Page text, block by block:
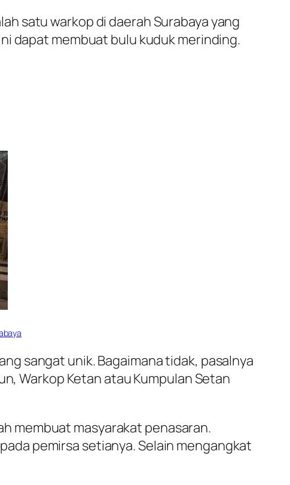
satu warkop di daerah Surabaya yang
dapat membuat bulu kuduk merinding.
sangat unik. Bagaimana tidak, pasalnya
Warkop Ketan atau Kumpulan Setan
membuat masyarakat penasaran.
pemirsa setianya. Selain mengangkat